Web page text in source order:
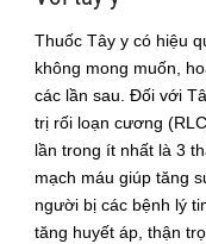
Thuốc Tây y có hiệu
không mong muốn,
các lần sau. Đối với
trị rối loạn cương
lần trong ít nhất là 3
mạch máu giúp tăng
người bị các bệnh lý
tăng huyết áp, thận